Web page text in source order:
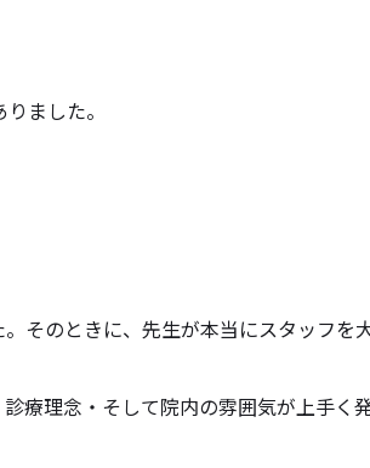
ました。
そのときに、先生が本当にスタッフを
療理念・そして院内の雰囲気が上手く